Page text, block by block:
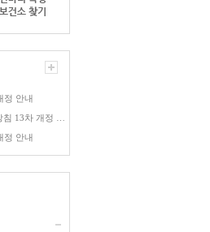
정 안내
정 안내